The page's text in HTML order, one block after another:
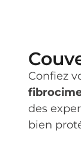
Confiez
des
bien